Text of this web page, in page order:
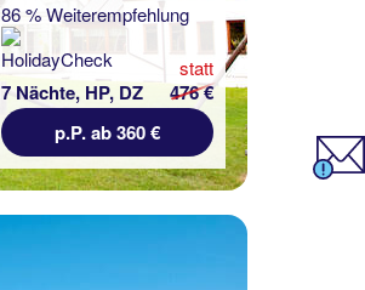
86 % Weiterempfehlung
7 Nächte, HP, DZ
statt
476 €
p.P. ab 360 €